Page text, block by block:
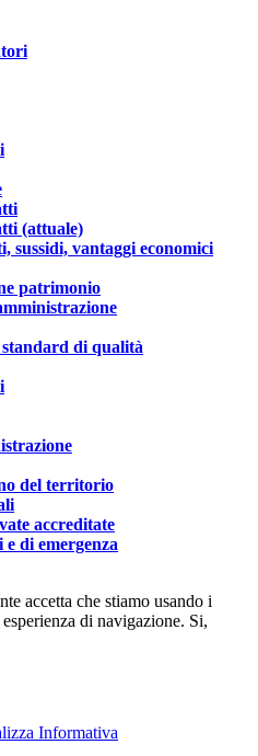
(attuale)
sussidi, vantaggi economici
patrimonio
di qualità
del territorio
accreditate
di emergenza
accetta che stiamo usando i
di navigazione. Si,
Informativa